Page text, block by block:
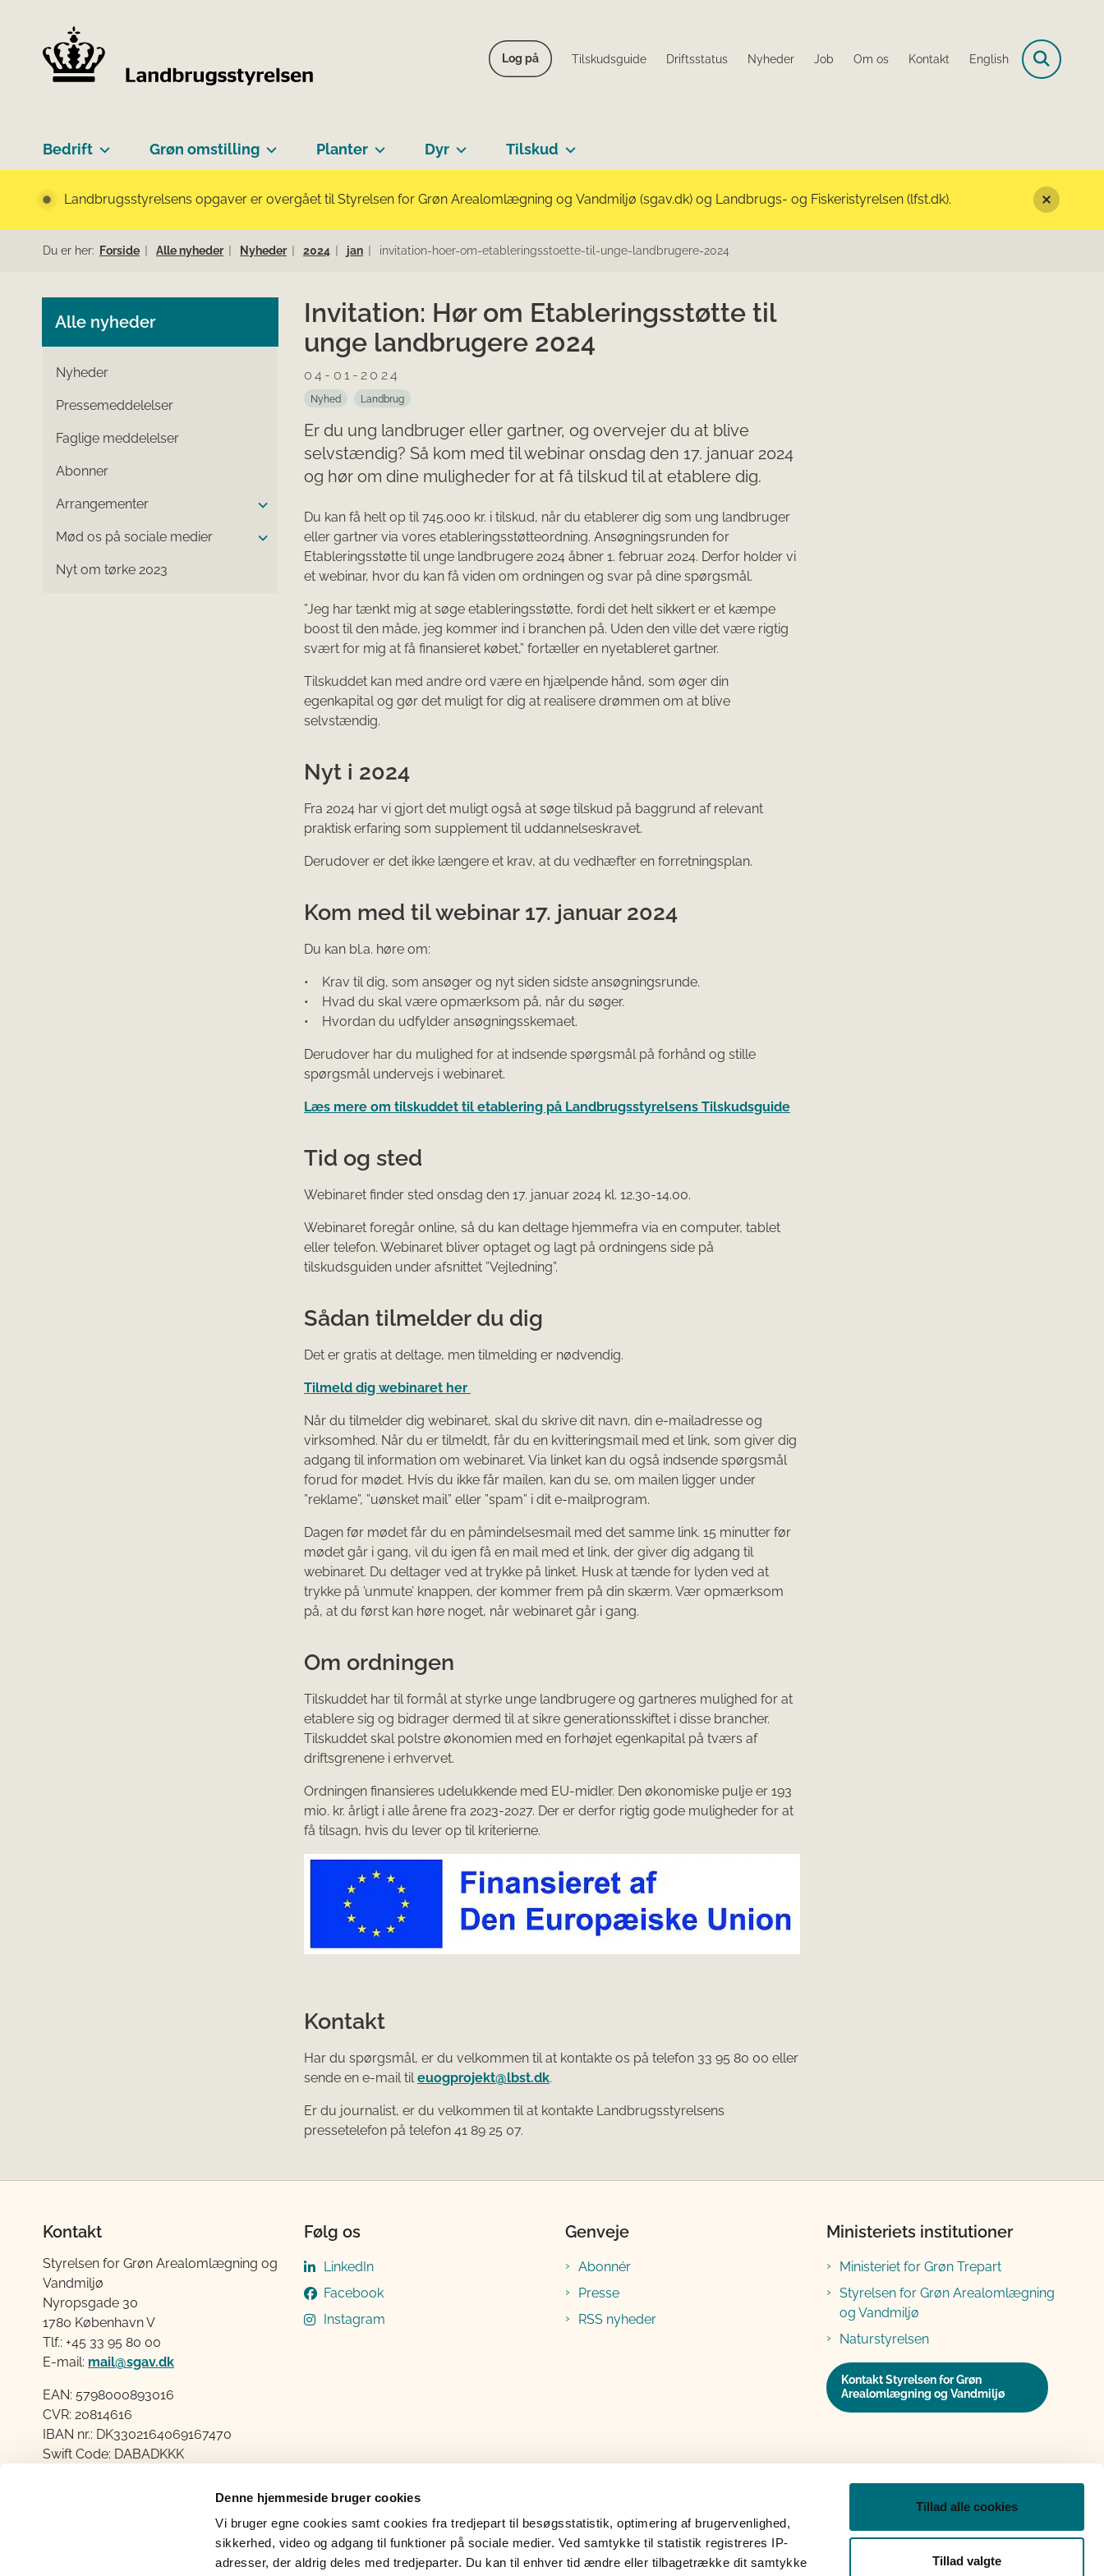
Denne hjemmeside bruger cookies
Vi bruger egne cookies samt cookies fra tredjepart til besøgsstatistik, optimering af brugervenlighed,
sikkerhed, video og adgang til funktioner på sociale medier. Ved samtykke til statistik registreres IP-
adresser, der aldrig deles med tredjeparter. Du kan til enhver tid ændre eller tilbagetrække dit samtykke
Tillad alle cookies
Tillad valgte
Log på Tilskudsguide Driftsstatus Nyheder Job Om os Kontakt English
Bedrift Grøn omstilling Planter Dyr Tilskud
Landbrugsstyrelsens opgaver er overgået til Styrelsen for Grøn Arealomlægning og Vandmiljø (sgav.dk) og Landbrugs- og Fiskeristyrelsen (lfst.dk).
Du er her: Forside Alle nyheder Nyheder 2024 jan invitation-hoer-om-etableringsstoette-til-unge-landbrugere-2024
Alle nyheder
Nyheder
Pressemeddelelser
Faglige meddelelser
Abonner
Arrangementer
Mød os på sociale medier
Nyt om tørke 2023
Invitation: Hør om Etableringsstøtte til
unge landbrugere 2024
04-01-2024
Nyhed Landbrug
Er du ung landbruger eller gartner, og overvejer du at blive
selvstændig? Så kom med til webinar onsdag den 17. januar 2024
og hør om dine muligheder for at få tilskud til at etablere dig.
Du kan få helt op til 745.000 kr. i tilskud, når du etablerer dig som ung landbruger
eller gartner via vores etableringsstøtteordning. Ansøgningsrunden for
Etableringsstøtte til unge landbrugere 2024 åbner 1. februar 2024. Derfor holder vi
et webinar, hvor du kan få viden om ordningen og svar på dine spørgsmål.
”Jeg har tænkt mig at søge etableringsstøtte, fordi det helt sikkert er et kæmpe
boost til den måde, jeg kommer ind i branchen på. Uden den ville det være rigtig
svært for mig at få finansieret købet,” fortæller en nyetableret gartner.
Tilskuddet kan med andre ord være en hjælpende hånd, som øger din
egenkapital og gør det muligt for dig at realisere drømmen om at blive
selvstændig.
Nyt i 2024
Fra 2024 har vi gjort det muligt også at søge tilskud på baggrund af relevant
praktisk erfaring som supplement til uddannelseskravet.
Derudover er det ikke længere et krav, at du vedhæfter en forretningsplan.
Kom med til webinar 17. januar 2024
Du kan bl.a. høre om:
• Krav til dig, som ansøger og nyt siden sidste ansøgningsrunde.
• Hvad du skal være opmærksom på, når du søger.
• Hvordan du udfylder ansøgningsskemaet.
Derudover har du mulighed for at indsende spørgsmål på forhånd og stille
spørgsmål undervejs i webinaret.
Læs mere om tilskuddet til etablering på Landbrugsstyrelsens Tilskudsguide
Tid og sted
Webinaret finder sted onsdag den 17. januar 2024 kl. 12.30-14.00.
Webinaret foregår online, så du kan deltage hjemmefra via en computer, tablet
eller telefon. Webinaret bliver optaget og lagt på ordningens side på
tilskudsguiden under afsnittet ”Vejledning”.
Sådan tilmelder du dig
Det er gratis at deltage, men tilmelding er nødvendig.
Tilmeld dig webinaret her
Når du tilmelder dig webinaret, skal du skrive dit navn, din e-mailadresse og
virksomhed. Når du er tilmeldt, får du en kvitteringsmail med et link, som giver dig
adgang til information om webinaret. Via linket kan du også indsende spørgsmål
forud for mødet. Hvis du ikke får mailen, kan du se, om mailen ligger under
”reklame”, ”uønsket mail” eller ”spam” i dit e-mailprogram.
Dagen før mødet får du en påmindelsesmail med det samme link. 15 minutter før
mødet går i gang, vil du igen få en mail med et link, der giver dig adgang til
webinaret. Du deltager ved at trykke på linket. Husk at tænde for lyden ved at
trykke på ’unmute’ knappen, der kommer frem på din skærm. Vær opmærksom
på, at du først kan høre noget, når webinaret går i gang.
Om ordningen
Tilskuddet har til formål at styrke unge landbrugere og gartneres mulighed for at
etablere sig og bidrager dermed til at sikre generationsskiftet i disse brancher.
Tilskuddet skal polstre økonomien med en forhøjet egenkapital på tværs af
driftsgrenene i erhvervet.
Ordningen finansieres udelukkende med EU-midler. Den økonomiske pulje er 193
mio. kr. årligt i alle årene fra 2023-2027. Der er derfor rigtig gode muligheder for at
få tilsagn, hvis du lever op til kriterierne.
Kontakt
Har du spørgsmål, er du velkommen til at kontakte os på telefon 33 95 80 00 eller
sende en e-mail til euogprojekt@lbst.dk.
Er du journalist, er du velkommen til at kontakte Landbrugsstyrelsens
pressetelefon på telefon 41 89 25 07.
Kontakt
Styrelsen for Grøn Arealomlægning og
Vandmiljø
Nyropsgade 30
1780 København V
Tlf.: +45 33 95 80 00
E-mail: mail@sgav.dk
EAN: 5798000893016
CVR: 20814616
IBAN nr.: DK3302164069167470
Swift Code: DABADKKK
Mandag – Torsdag fra 08.30 – 15.00
Følg os
LinkedIn
Facebook
Instagram
Genveje
Abonnér
Presse
RSS nyheder
Ministeriets institutioner
Ministeriet for Grøn Trepart
Styrelsen for Grøn Arealomlægning
og Vandmiljø
Naturstyrelsen
Kontakt Styrelsen for Grøn
Arealomlægning og Vandmiljø